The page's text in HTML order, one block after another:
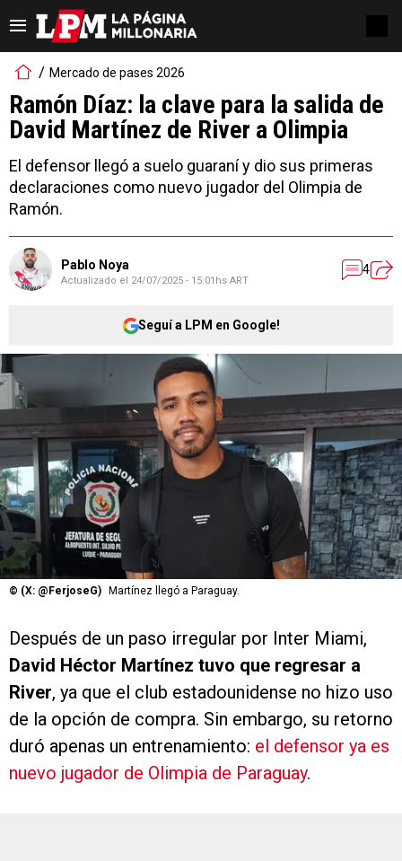
Mercado de pases 2026
Ramón Díaz: la clave para la salida de
David Martínez de River a Olimpia
El defensor llegó a suelo guaraní y dio sus primeras
declaraciones como nuevo jugador del Olimpia de
Ramón.
Pablo Noya
Actualizado el 24/07/2025 - 15:01hs ART
4
Seguí a LPM en Google!
© (X: @FerjoseG) Martínez llegó a Paraguay.
Después de un paso irregular por Inter Miami,
David Héctor Martínez tuvo que regresar a
River, ya que el club estadounidense no hizo uso
de la opción de compra. Sin embargo, su retorno
duró apenas un entrenamiento: el defensor ya es
nuevo jugador de Olimpia de Paraguay.